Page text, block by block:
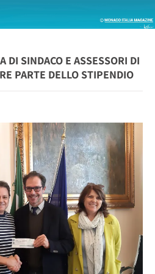
DI SINDACO E ASSESSORI DI
PARTE DELLO STIPENDIO